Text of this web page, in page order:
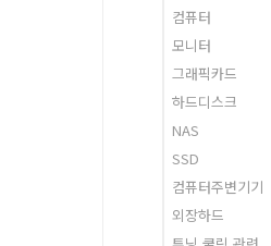
컴퓨터
모니터
그래픽카드
하드디스크
NAS
SSD
컴퓨터주변기기
외장하드